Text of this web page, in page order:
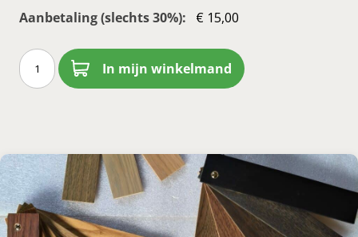
Aanbetaling (slechts 30%):
Deens
ovale
In mijn winkelmand